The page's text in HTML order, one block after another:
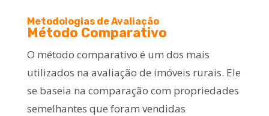
Metodologias de Avaliação
Método Comparativo
O método comparativo é um dos mais
utilizados na avaliação de imóveis rurais. Ele
se baseia na comparação com propriedades
semelhantes que foram vendidas